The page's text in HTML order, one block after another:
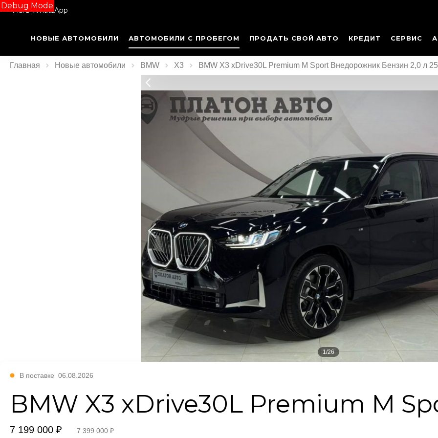
Debug Mode
Мы в WhatsApp
НОВЫЕ АВТОМОБИЛИ АВТОМОБИЛИ С ПРОБЕГОМ ПРОДАТЬ СВОЙ АВТО КРЕДИТ СЕРВИС
Главная Новые автомобили BMW X3 BMW X3 xDrive30L Premium M Sport Внедорожник Бензин 2,0 л
1/26
В поставке 06.08.2026
BMW X3 xDrive30L Premium M
7 199 000 ₽ 7 399 000 ₽